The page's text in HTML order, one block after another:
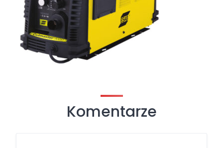
Komentarze